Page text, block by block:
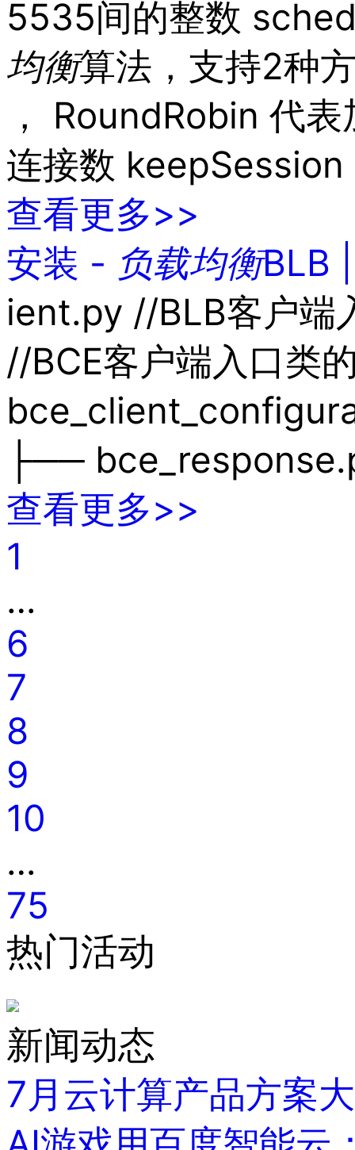
5535间的整数
均衡算法，支持2种
， RoundRobin 代
连接数 keepSession
查看更多>>
安装 - 负载均衡BLB
ient.py //BLB客户
//BCE客户端入口类
├──
查看更多>>
1
…
6
7
8
9
10
…
75
热门活动
新闻动态
7月云计算产品方案